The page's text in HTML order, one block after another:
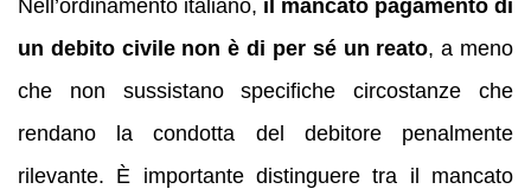
Nell’ordinamento italiano, il mancato pagamento di
un debito civile non è di per sé un reato, a meno
che non sussistano specifiche circostanze che
rendano la condotta del debitore penalmente
rilevante. È importante distinguere tra il mancato